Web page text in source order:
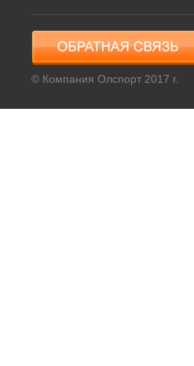
© Компания Олспорт 2017 г.